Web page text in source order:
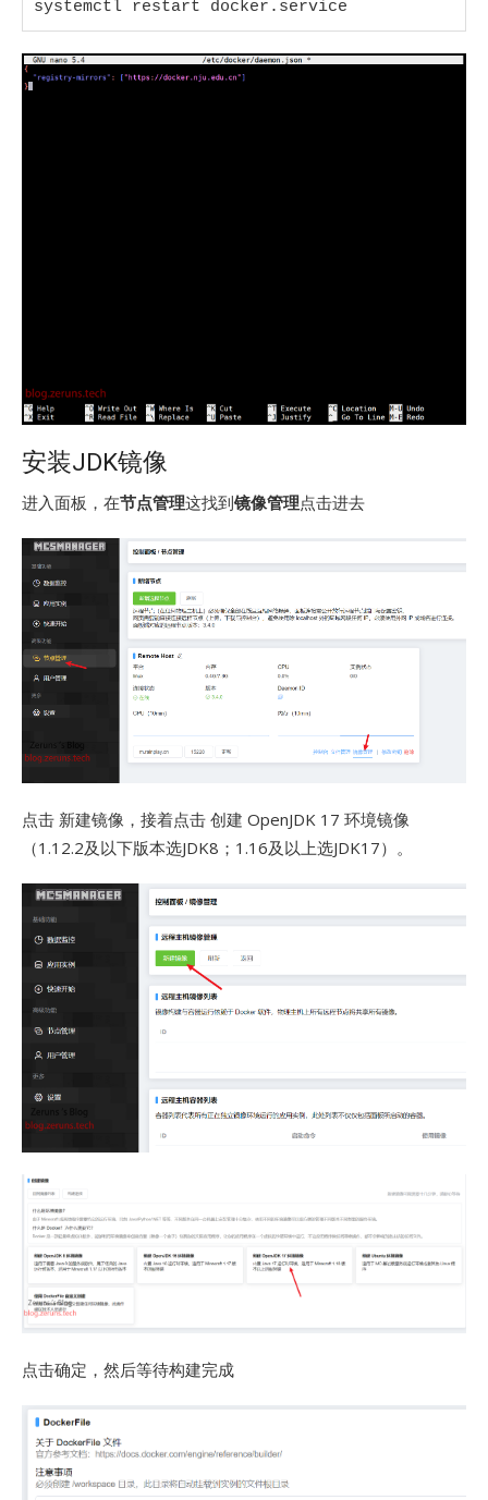
systemctl restart docker.service
安装JDK镜像
进入面板，在节点管理这找到镜像管理点击进去
点击 新建镜像，接着点击 创建 OpenJDK 17 环境镜像
（1.12.2及以下版本选JDK8；1.16及以上选JDK17）。
点击确定，然后等待构建完成